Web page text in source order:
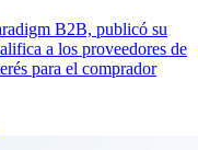
B2B, publicó su
a los proveedores de
para el comprador